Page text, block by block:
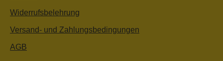
Widerrufsbelehrung
Versand- und Zahlungsbedingungen
AGB